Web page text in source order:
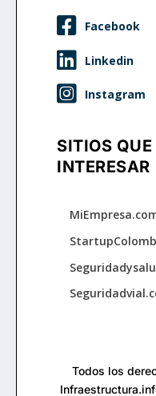



SITIOS QUE
INTERESAR
Todos los